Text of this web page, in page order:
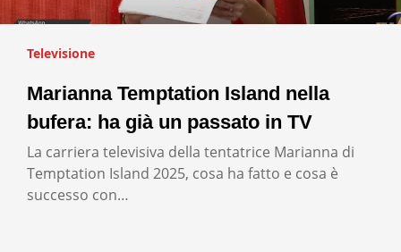
Televisione
Marianna Temptation Island nella
bufera: ha già un passato in TV
La carriera televisiva della tentatrice Marianna di
Temptation Island 2025, cosa ha fatto e cosa è
successo con…